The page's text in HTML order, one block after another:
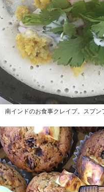
南インドのお食事クレイプ。スプン